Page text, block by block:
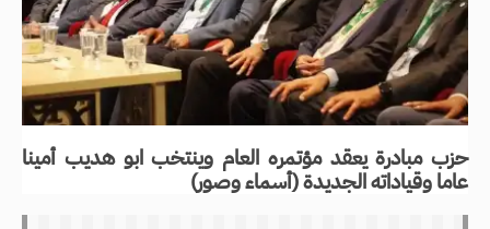
حزب مبادرة يعقد مؤتمره العام وينتخب ابو هديب أمينا
عاما وقياداته الجديدة (أسماء وصور)